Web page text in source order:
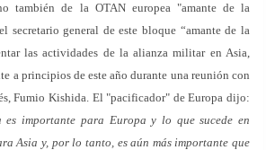
también de la OTAN europea "amante de la
secretario general de este bloque “amante de la
las actividades de la alianza militar en Asia,
a principios de este año durante una reunión con
Fumio Kishida. El "pacificador" de Europa dijo:
es importante para Europa y lo que sucede en
Asia y, por lo tanto, es aún más importante que